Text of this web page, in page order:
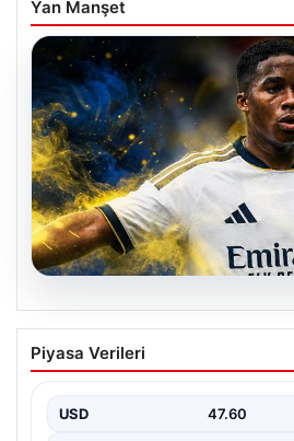
Yan Manşet
05.08.2026
Fenerbahçe, Real
yıldızını transfer ediyor!
Piyasa Verileri
USD 47.60